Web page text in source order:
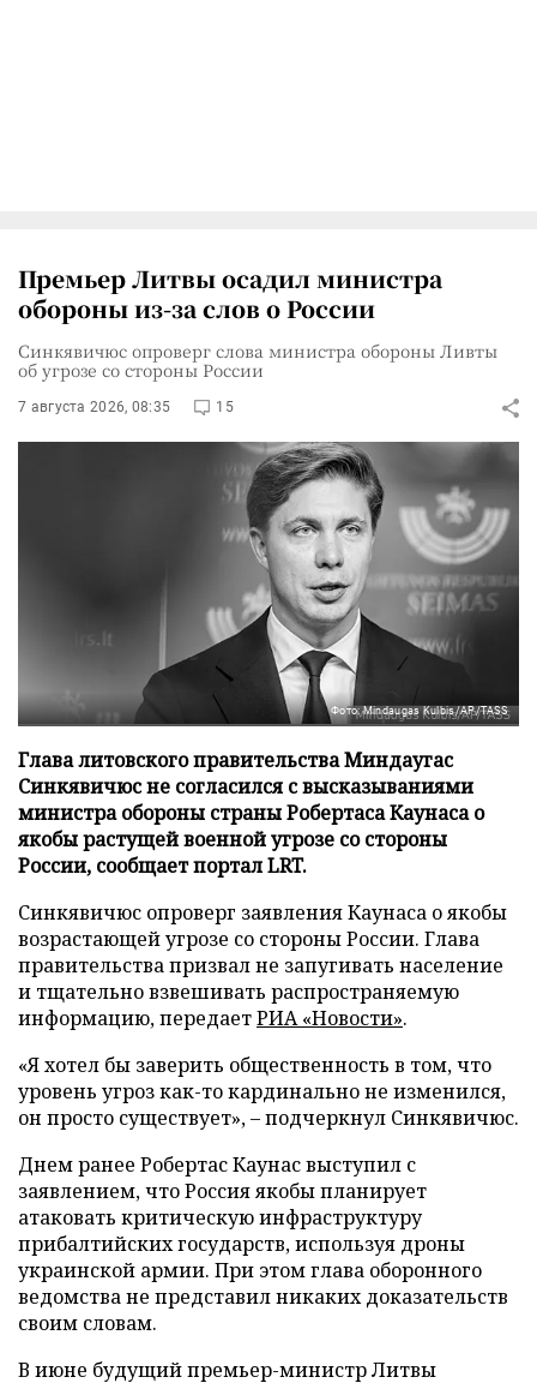
Премьер Литвы осадил министра
обороны из-за слов о России
Синкявичюс опроверг слова министра обороны Ливты
об угрозе со стороны России
7 августа 2026, 08:35 15
Фото: Mindaugas Kulbis/AP/TASS
Глава литовского правительства Миндаугас
Синкявичюс не согласился с высказываниями
министра обороны страны Робертаса Каунаса о
якобы растущей военной угрозе со стороны
России, сообщает портал LRT.
Синкявичюс опроверг заявления Каунаса о якобы
возрастающей угрозе со стороны России. Глава
правительства призвал не запугивать население
и тщательно взвешивать распространяемую
информацию, передаетРИА «Новости».
«Я хотел бы заверить общественность в том, что
уровень угроз как-то кардинально не изменился,
он просто существует», – подчеркнул Синкявичюс.
Днем ранее Робертас Каунас выступил с
заявлением, что Россия якобы планирует
атаковать критическую инфраструктуру
прибалтийских государств, используя дроны
украинской армии. При этом глава оборонного
ведомства не представил никаких доказательств
своим словам.
В июне будущий премьер-министр Литвы